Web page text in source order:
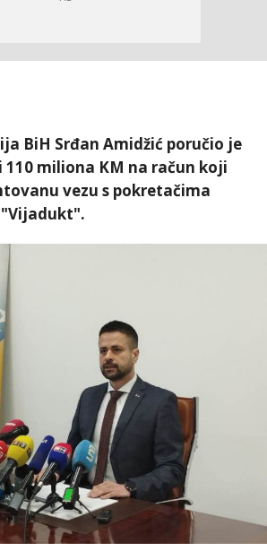
BiH Srđan Amidžić poručio je
miliona KM na račun koji
vezu s pokretačima
"Vijadukt".